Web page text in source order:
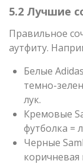
5.2 Лучшие
Правильное
аутфиту.
Белые
темно-
лук.
Кремовые
футболка =
Черные
коричневая